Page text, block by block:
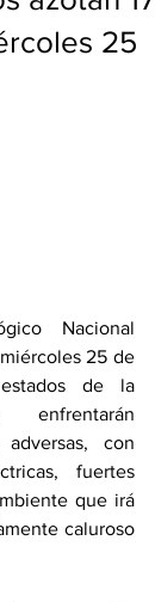
25
Nacional
25 de
de la
enfrentarán
con
fuertes
que irá
caluroso